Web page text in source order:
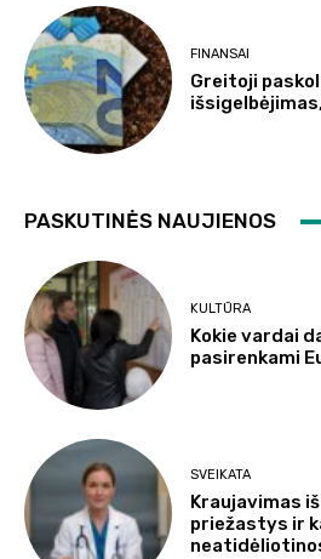
FINANSAI
Greitoji
PASKUTINĖS NAUJIENOS
KULTŪRA
Kokie vardai
pasirenkami
SVEIKATA
Kraujavimas
priežastys ir